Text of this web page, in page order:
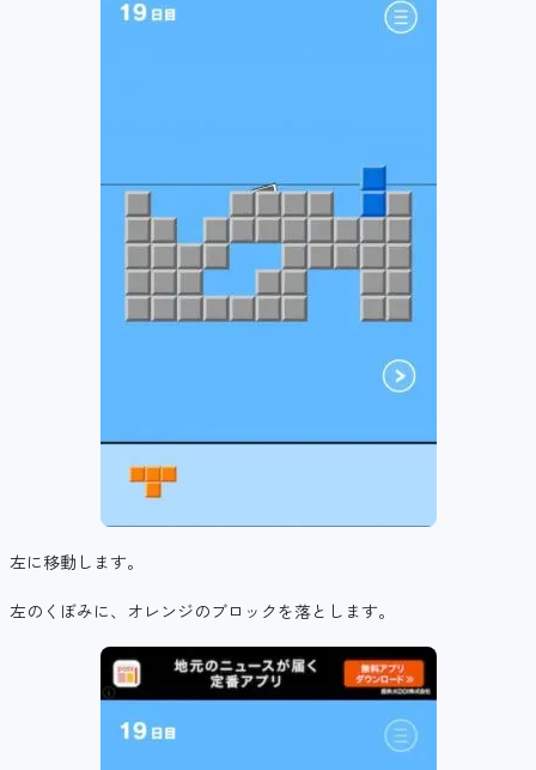
左に移動します。
左のくぼみに、オレンジのブロックを落とします。